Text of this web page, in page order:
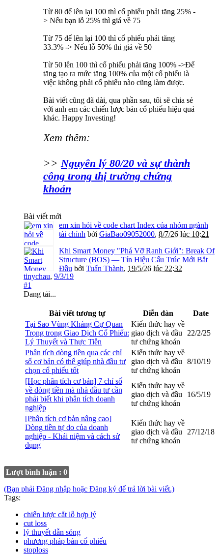
Từ 80 để lên lại 100 thì cổ phiếu phải tăng 25% -
> Nếu bạn lỗ 25% thì giá về 75
Từ 75 để lên lại 100 thì cổ phiếu phải tăng
33.3% -> Nếu lỗ 50% thi giá về 50
Từ 50 lên 100 thì cổ phiếu phải tăng 100% ->Để
tăng tạo ra mức tăng 100% của một cổ phiếu là
việc không phải cổ phiếu nào cũng làm được.
Bài viết cũng đã dài, qua phần sau, tôi sẽ chia sẻ
với anh em các chiến lược bán cổ phiếu hiệu quả
khác. Happy Investing!
Xem thêm:
>>Nguyên lý 80/20 và sự thành
công trong thị trường chứng
khoán
Bài viết mới
em xin hỏi về code chart Index của nhóm ngành
tài chính bởi GiaBao09052000, 8/7/26 lúc 10:21
Khi Smart Money "Phá Vỡ Ranh Giới": Break Of
Structure (BOS) — Tín Hiệu Cấu Trúc Mới Bắt
Đầu bởi Tuấn Thành, 19/5/26 lúc 22:32
tinychau, 9/3/19
#1
Đang tải...
Bài viết tương tự Diễn đàn
Date
Tại Sao Vùng Kháng Cự Quan
Trọng trong Giao Dịch Cổ Phiếu:
Lý Thuyết và Thực Tiễn
Kiến thức hay về
giao dịch và đầu
tư chứng khoán
22/2/25
Phân tích dòng tiền qua các chỉ
số cơ bản có thể giúp nhà đầu tư
chọn cổ phiếu tốt
Kiến thức hay về
giao dịch và đầu
tư chứng khoán
8/10/19
[Học phân tích cơ bản] 7 chỉ số
về dòng tiền mà nhà đầu tư cần
phải biết khi phân tích doanh
nghiệp
Kiến thức hay về
giao dịch và đầu
tư chứng khoán
16/5/19
[Phân tích cơ bản nâng cao]
Dòng tiền tự do của doanh
nghiệp - Khái niệm và cách sử
dụng
Kiến thức hay về
giao dịch và đầu
tư chứng khoán
27/12/18
Lượt bình luận : 0
(Bạn phải Đăng nhập hoặc Đăng ký để trả lời bài viết.)
Tags:
chiến lược cắt lỗ hợp lý
cut loss
lý thuyết dẫn sóng
phương pháp bán cổ phiếu
stoploss